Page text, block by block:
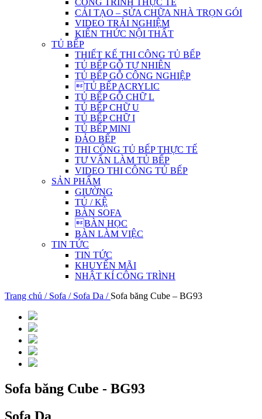
CÔNG TRÌNH THỰC TẾ
CẢI TẠO – SỬA CHỮA NHÀ TRỌN GÓI
VIDEO TRẢI NGHIỆM
KIẾN THỨC NỘI THẤT
TỦ BẾP
THIẾT KẾ THI CÔNG TỦ BẾP
TỦ BẾP GỖ TỰ NHIÊN
TỦ BẾP GỖ CÔNG NGHIỆP
TỦ BẾP ACRYLIC
TỦ BẾP GỖ CHỮ L
TỦ BẾP CHỮ U
TỦ BẾP CHỮ I
TỦ BẾP MINI
ĐẢO BẾP
THI CÔNG TỦ BẾP THỰC TẾ
TƯ VẤN LÀM TỦ BẾP
VIDEO THI CÔNG TỦ BẾP
SẢN PHẨM
GIƯỜNG
TỦ / KỆ
BÀN SOFA
BÀN HỌC
BÀN LÀM VIỆC
TIN TỨC
TIN TỨC
KHUYẾN MÃI
NHẬT KÍ CÔNG TRÌNH
Trang chủ / Sofa / Sofa Da / Sofa băng Cube – BG93
Sofa băng Cube - BG93